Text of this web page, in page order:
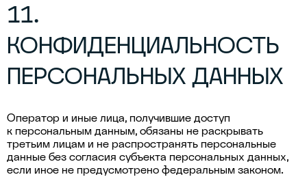
11.
КОНФИДЕНЦИАЛЬНОСТЬ
ПЕРСОНАЛЬНЫХ ДАННЫХ
Оператор и иные лица, получившие доступ
к персональным данным, обязаны не раскрывать
третьим лицам и не распространять персональные
данные без согласия субъекта персональных данных,
если иное не предусмотрено федеральным законом.